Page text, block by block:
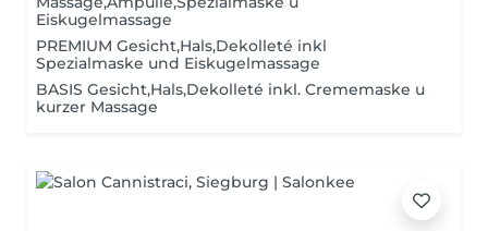
Eiskugelmassage
PREMIUM Gesicht,Hals,Dekolleté inkl
Spezialmaske und Eiskugelmassage
BASIS Gesicht,Hals,Dekolleté inkl. Crememaske u
kurzer Massage